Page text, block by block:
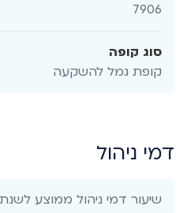
7906
סוג קופה
קופת גמל להשקעה
דמי ניהול
שיעור דמי ניהול ממוצע לשנת 2025